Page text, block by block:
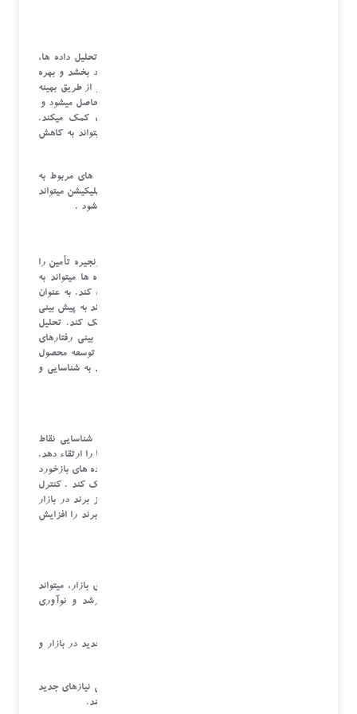
علم داده به مدیر عملیات این امکان را می دهد که با تحلیل داده ها،
نقاط ناکارآمدی در فرآیند ها را شناسایی و آنها را بهبود بخشد و بهره
وری سازمان را به طور قابل توجهی افزایش دهد. این امر از طریق بهینه
سازی فرآیند ها، کاهش ضایعات و استفاده مؤثر از منابع حاصل میشود و
این امر به افزایش سودآوری و رقابت پذیری سازمان کمک میکند.
همچنین استفاده از الگوریتم های بهینه سازی فرآیندها میتواند به کاهش
برای مثال، در یک شرکت توسعه اپلیکیشن، تحلیل داده های مربوط به
زمان بارگذاری ( لایو شدن ) یک فیچر جدید و عملکرد اپلیکیشن میتواند
به شناسایی مشکلات محصول و بهینه سازی معماری منجر شود .
مدیر عملیات باید قادر باشد تقاضا را پیش بینی کرده و زنجیره تأمین را
بهینه کند. استفاده از مدل های پیش بینی مبتنی بر داده ها میتواند به
بهبود مدیریت موجودی و کاهش هزینه های مرتبط کمک کند. به عنوان
مثال، تحلیل داده های فروش یک سایت فروشگاهی میتواند به پیش بینی
تقاضا برای محصولات مختلف و بهینه سازی موجودی کمک کند. تحلیل
داده های استفاده کاربران از نرم افزار میتواند به پیش بینی رفتارهای
آینده کاربران کمک کرده و استراتژی های بهتری برای توسعه محصول
تدوین کند. تحلیل داده های هزینه در یک سایت میتواند به شناسایی و
تحلیل داده های بازخورد مشتریان و کاربران میتواند به شناسایی نقاط
ضعف و مشکلات محصولات کمک کرده و کیفیت کلی آنها را ارتقاء دهد.
به عنوان مثال، در یک کسب و کار نرم افزاری، تحلیل داده های بازخورد
کاربران میتواند به شناسایی و رفع باگ های نرم افزار کمک کند . کنترل
کیفیت و پایش مستمر نقش برجسته ای در جایگاه متمایز برند در بازار
دارد و این به نوبه خود میتواند رضایت مشتریان و اعتبار برند را افزایش
مدیر عملیات با بینش استراتژیک و توانایی درک نیازهای بازار، میتواند
فرآیند ها و محصولات جدیدی را توسعه دهد که به رشد و نوآوری
تحلیل داده های رقابتی میتواند به شناسایی فرصت های جدید در بازار و
استفاده از تکنیک های یادگیری ماشین میتواند به شناسایی نیازهای جدید
مشتریان و توسعه محصولات متناسب با این نیازها کمک کند.